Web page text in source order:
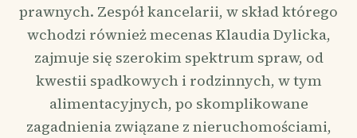
prawnych. Zespół kancelarii, w skład którego
wchodzi również mecenas Klaudia Dylicka,
zajmuje się szerokim spektrum spraw, od
kwestii spadkowych i rodzinnych, w tym
alimentacyjnych, po skomplikowane
zagadnienia związane z nieruchomościami,